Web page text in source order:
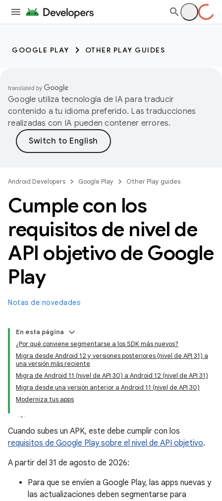
GOOGLE PLAY OTHER PLAY GUIDES
Google utiliza tecnología de IA para traducir
contenido a tu idioma preferido. Las traducciones
realizadas con IA pueden contener errores.
Android Developers Google Play Other Play guides
Cumple con los
requisitos de nivel de
API objetivo de Google
Play
Notas de novedades
En esta página
¿Por qué conviene segmentarse a los SDK más nuevos?
Migra desde Android 12 y versiones posteriores (nivel de API 31) a
una versión más reciente
Migra de Android 11 (nivel de API 30) a Android 12 (nivel de API 31)
Migra desde una versión anterior a Android 11 (nivel de API 30)
Moderniza tus apps
Cuando subes un APK, este debe cumplir con los
requisitos de Google Play sobre el nivel de API objetivo.
A partir del 31 de agosto de 2026:
Para que se envíen a Google Play, las apps nuevas y
las actualizaciones deben segmentarse para